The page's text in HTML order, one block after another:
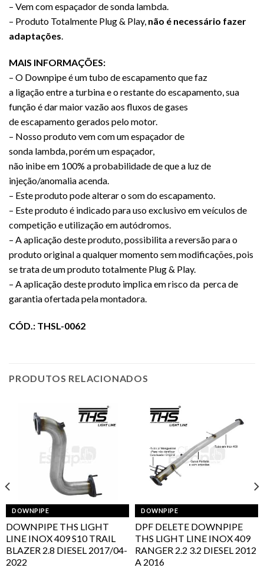
– Vem com espaçador de sonda lambda.
– Produto Totalmente Plug & Play, não é necessário fazer
adaptações
MAIS INFORMAÇÕES:
– O Downpipe é um tubo de escapamento que faz
a ligação entre a turbina e o restante do escapamento, sua
função é dar maior vazão aos fluxos de gases
de escapamento gerados pelo motor.
– Nosso produto vem com um espaçador de
sonda lambda, porém um espaçador,
não inibe em 100% a probabilidade de que a luz de
injeção/anomalia acenda.
– Este produto pode alterar o som do escapamento.
– Este produto é indicado para uso exclusivo em veículos de
competição e utilização em autódromos.
– A aplicação deste produto, possibilita a reversão para o
produto original a qualquer momento sem modificações, pois
se trata de um produto totalmente Plug & Play.
– A aplicação deste produto implica em risco da perca de
garantia ofertada pela montadora.
CÓD.: THSL-0062
PRODUTOS RELACIONADOS
DOWNPIPE
DOWNPIPE THS LIGHT
LINE INOX 409 S10 TRAIL
BLAZER 2.8 DIESEL 2017/04-
2022
DOWNPIPE
DPF DELETE DOWNPIPE
THS LIGHT LINE INOX 409
RANGER 2.2 3.2 DIESEL 2012
A 2016